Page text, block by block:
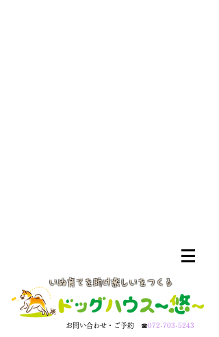
いぬ育てを助け楽しいをつくる
​お問い合わせ・ご予約 ☎072-703-5243